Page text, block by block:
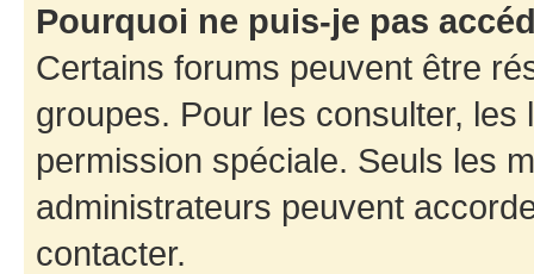
Pourquoi ne puis-je pas
Certains forums peuvent être
groupes. Pour les consulter,
permission spéciale. Seuls les
administrateurs peuvent
contacter.